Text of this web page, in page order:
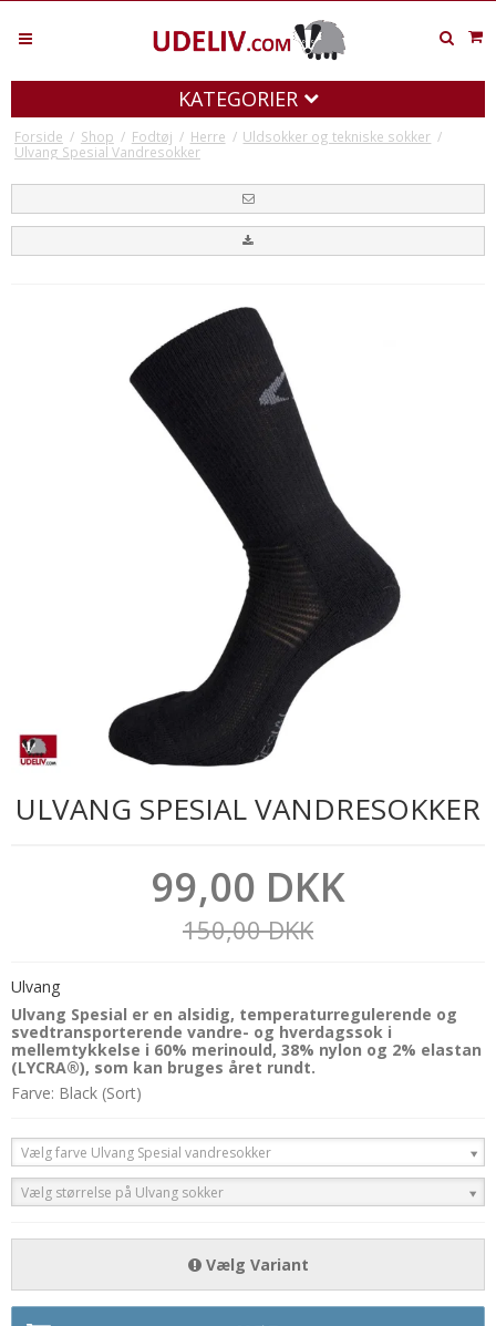
KATEGORIER
Forside / Shop / Fodtøj / Herre / Uldsokker og tekniske sokker /
Ulvang Spesial Vandresokker
ULVANG SPESIAL VANDRESOKKER
99,00 DKK
150,00 DKK
Ulvang
Ulvang Spesial er en alsidig, temperaturregulerende og
svedtransporterende vandre- og hverdagssok i
mellemtykkelse i 60% merinould, 38% nylon og 2% elastan
(LYCRA®), som kan bruges året rundt.
Farve: Black (Sort)
Vælg farve Ulvang Spesial vandresokker
Vælg størrelse på Ulvang sokker
Vælg Variant